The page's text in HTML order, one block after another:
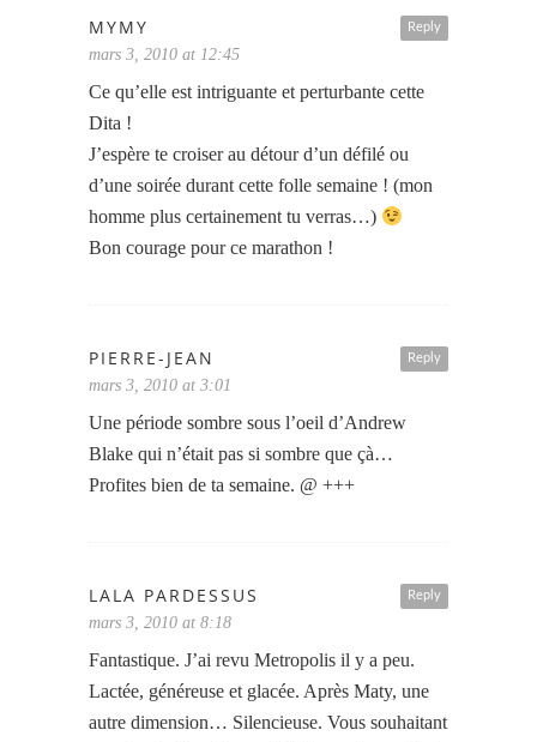
Reply
MYMY
mars 3, 2010 at 12:45
Ce qu’elle est intriguante et perturbante cette
Dita !
J’espère te croiser au détour d’un défilé ou
d’une soirée durant cette folle semaine ! (mon
homme plus certainement tu verras…)
Bon courage pour ce marathon !
Reply
PIERRE-JEAN
mars 3, 2010 at 3:01
Une période sombre sous l’oeil d’Andrew
Blake qui n’était pas si sombre que çà…
Profites bien de ta semaine. @ +++
Reply
LALA PARDESSUS
mars 3, 2010 at 8:18
Fantastique. J’ai revu Metropolis il y a peu.
Lactée, généreuse et glacée. Après Maty, une
autre dimension… Silencieuse. Vous souhaitant